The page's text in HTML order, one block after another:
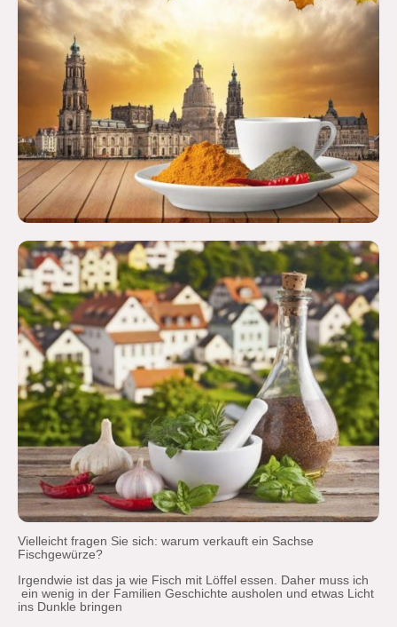
Vielleicht fragen Sie sich: warum verkauft ein Sachse
Fischgewürze?
Irgendwie ist das ja wie Fisch mit Löffel essen. Daher muss ich
ein wenig in der Familien Geschichte ausholen und etwas Licht
ins Dunkle bringen